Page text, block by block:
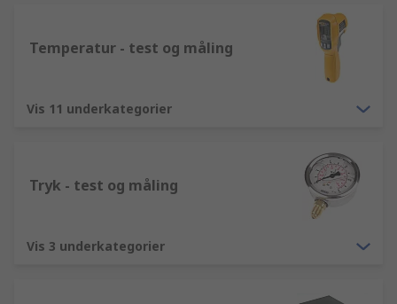
Temperatur - test og måling
Vis 11 underkategorier
Tryk - test og måling
Vis 3 underkategorier